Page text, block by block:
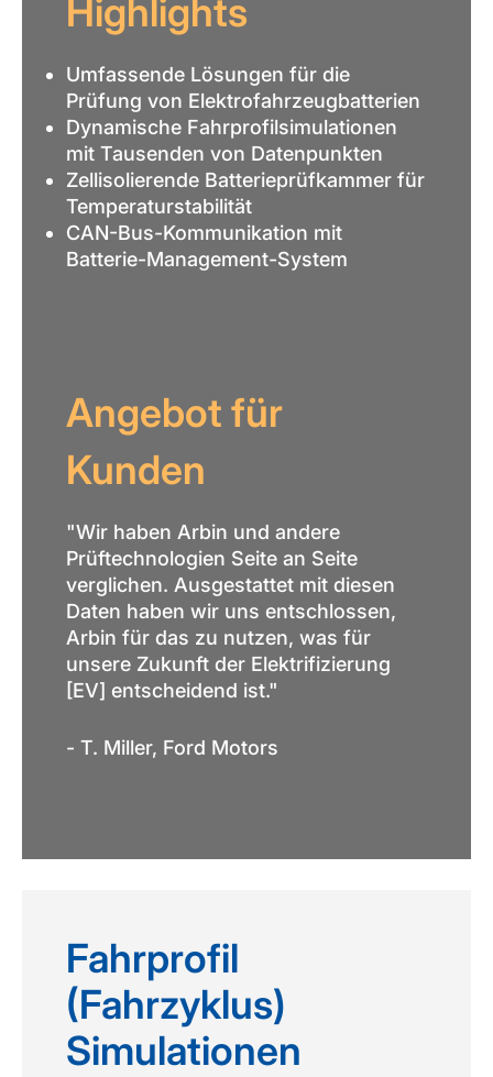
Highlights
Umfassende Lösungen für die
Prüfung von Elektrofahrzeugbatterien
Dynamische Fahrprofilsimulationen
mit Tausenden von Datenpunkten
Zellisolierende Batterieprüfkammer für
Temperaturstabilität
CAN-Bus-Kommunikation mit
Batterie-Management-System
Angebot für
Kunden
"Wir haben Arbin und andere
Prüftechnologien Seite an Seite
verglichen. Ausgestattet mit diesen
Daten haben wir uns entschlossen,
Arbin für das zu nutzen, was für
unsere Zukunft der Elektrifizierung
[EV] entscheidend ist."
- T. Miller, Ford Motors
Fahrprofil
(Fahrzyklus)
Simulationen